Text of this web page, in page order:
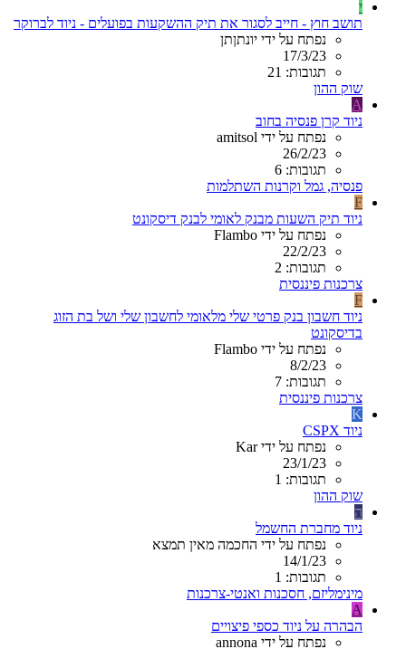
י
תושב חוץ - חייב לסגור את תיק ההשקעות בפועלים - ניוד לברוקר
נפתח על ידי יונתןתן
17/3/23
תגובות: 21
שוק ההון
A
ניוד קרן פנסיה בחוב
נפתח על ידי amitsol
26/2/23
תגובות: 6
פנסיה, גמל וקרנות השתלמות
F
ניוד תיק השעות מבנק לאומי לבנק דיסקונט
נפתח על ידי Flambo
22/2/23
תגובות: 2
צרכנות פיננסית
F
ניוד חשבון בנק פרטי שלי מלאומי לחשבון שלי ושל בת הזוג
בדיסקונט
נפתח על ידי Flambo
8/2/23
תגובות: 7
צרכנות פיננסית
K
ניוד CSPX
נפתח על ידי Kar
23/1/23
תגובות: 1
שוק ההון
ה
ניוד מחברת החשמל
נפתח על ידי החכמה מאין תמצא
14/1/23
תגובות: 1
מינימליזם, חסכנות ואנטי-צרכנות
A
הבהרה על ניוד כספי פיצויים
נפתח על ידי annona